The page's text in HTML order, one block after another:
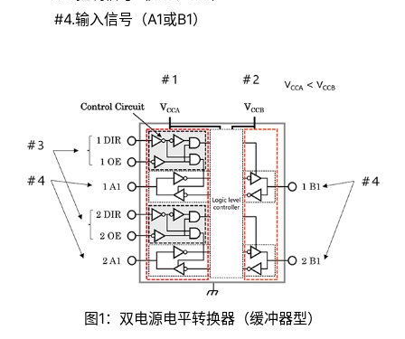
#4.输入信号（A1或B1）
图1：双电源电平转换器（缓冲器型）